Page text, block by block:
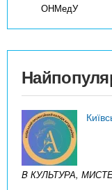
ОНМедУ
B КУЛЬТУРА,